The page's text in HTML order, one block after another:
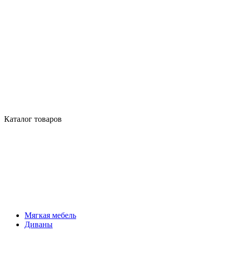
Каталог товаров
Мягкая мебель
Диваны